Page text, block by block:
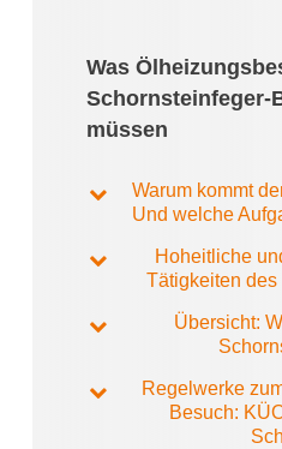
Was
Schornsteinfeger-
müssen
Warum kommt
Und welche
Hoheitliche
Tätigkeiten
Übersicht:
Regelwerke
Besuch: